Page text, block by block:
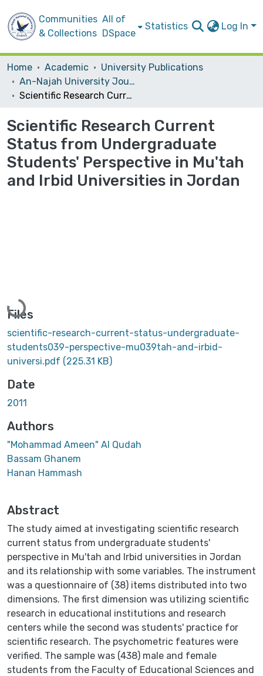
Communities
& Collections
All of
DSpace
Statistics Log In
Home Academic
University Publications
An-Najah University Journal for Research - B (Humanities)
Scientific Research Current Status from Undergraduate Students' Perspective in Mu'tah and Irbid Universities in Jordan
Scientific Research Current
Status from Undergraduate
Students' Perspective in Mu'tah
and Irbid Universities in Jordan
Loading...
Files
scientific-research-current-status-undergraduate-
students039-perspective-mu039tah-and-irbid-
universi.pdf (225.31 KB)
Date
2011
Authors
"Mohammad Ameen" Al Qudah
Bassam Ghanem
Hanan Hammash
Abstract
The study aimed at investigating scientific research
current status from undergraduate students'
perspective in Mu'tah and Irbid universities in Jordan
and its relationship with some variables. The instrument
was a questionnaire of (38) items distributed into two
dimensions. The first dimension was utilizing scientific
research in educational institutions and research
centers while the second was students' practice for
scientific research. The psychometric features were
verified. The sample was (438) male and female
students from the Faculty of Educational Sciences and